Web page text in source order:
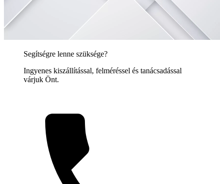
Segítségre lenne szüksége?
Ingyenes kiszállítással, felméréssel és tanácsadással
várjuk Önt.